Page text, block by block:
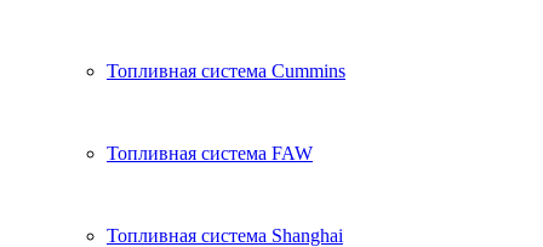
Топливная система Cummins
Топливная система FAW
Топливная система Shanghai